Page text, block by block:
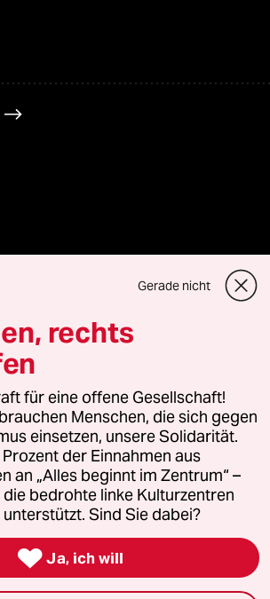
und Vertriebs GmbH
Bei rechtlichen Fragen oder für Genehmigungen
lizenzen@taz.de
Kommune-Richtlinien
Datenschutz Impressum AGB
widerrufen (Ads)
Gerade nicht
rechts
für eine offene Gesellschaft!
Menschen, die sich gegen
einsetzen, unsere Solidarität.
der Einnahmen aus
an „Alles beginnt im Zentrum“ –
bedrohte linke Kulturzentren
Sind Sie dabei?
 Ja, ich will